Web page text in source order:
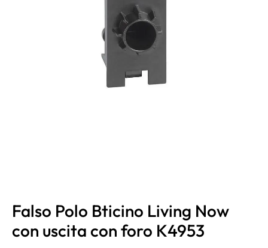
Falso Polo Bticino Living Now
con uscita con foro K4953